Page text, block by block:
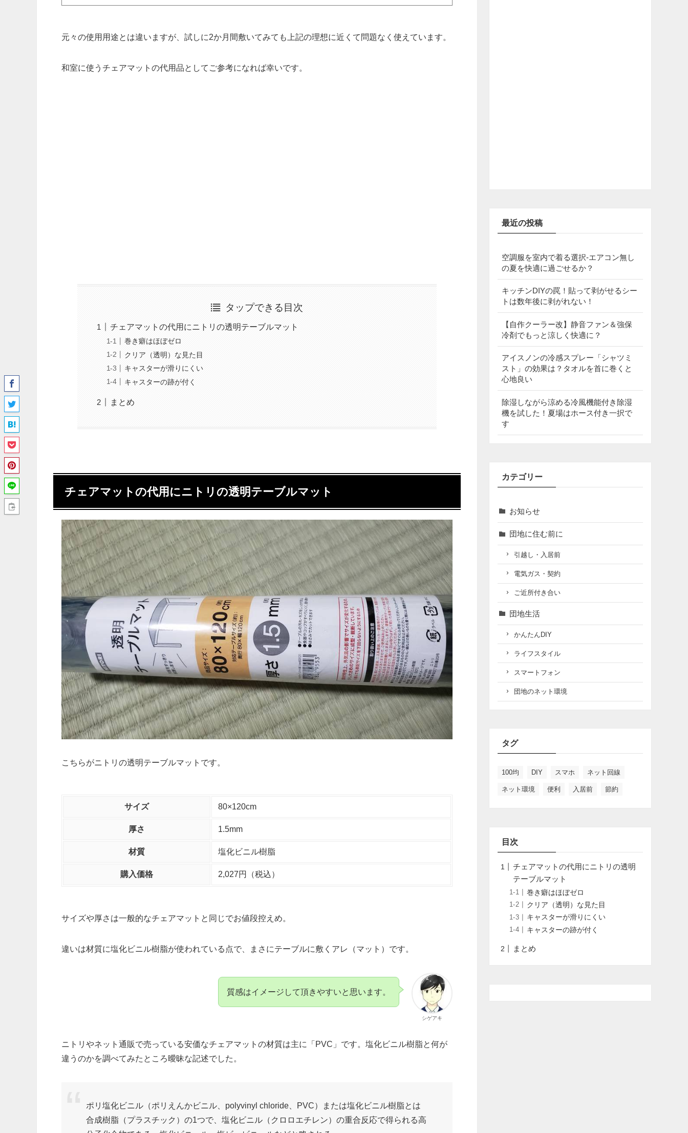
元々の使用用途とは違いますが、試しに2か月間敷いてみても上記の理想に近くて問題なく使えています。
和室に使うチェアマットの代用品としてご参考になれば幸いです。
タップできる目次
チェアマットの代用にニトリの透明テーブルマット
巻き癖はほぼゼロ
クリア（透明）な見た目
キャスターが滑りにくい
キャスターの跡が付く
まとめ
チェアマットの代用にニトリの透明テーブルマット
こちらがニトリの透明テーブルマットです。
サイズ 80×120cm
厚さ 1.5mm
材質 塩化ビニル樹脂
購入価格 2,027円（税込）
サイズや厚さは一般的なチェアマットと同じでお値段控えめ。
違いは材質に塩化ビニル樹脂が使われている点で、まさにテーブルに敷くアレ（マット）です。
シゲアキ
質感はイメージして頂きやすいと思います。
ニトリやネット通販で売っている安価なチェアマットの材質は主に「PVC」です。塩化ビニル樹脂と何が
違うのかを調べてみたところ曖昧な記述でした。
ポリ塩化ビニル（ポリえんかビニル、polyvinyl chloride、PVC）または塩化ビニル樹脂とは
合成樹脂（プラスチック）の1つで、塩化ビニル（クロロエチレン）の重合反応で得られる高
最近の投稿
空調服を室内で着る選択‐エアコン無し
の夏を快適に過ごせるか？
キッチンDIYの罠！貼って剥がせるシー
トは数年後に剥がれない！
【自作クーラー改】静音ファン＆強保
冷剤でもっと涼しく快適に？
アイスノンの冷感スプレー「シャツミ
スト」の効果は？タオルを首に巻くと
心地良い
除湿しながら涼める冷風機能付き除湿
機を試した！夏場はホース付き一択で
す
カテゴリー
お知らせ
団地に住む前に
引越し・入居前
電気ガス・契約
ご近所付き合い
団地生活
かんたんDIY
ライフスタイル
スマートフォン
団地のネット環境
タグ
100均 DIY スマホ ネット回線
ネット環境 便利 入居前 節約
目次
チェアマットの代用にニトリの透明
テーブルマット
巻き癖はほぼゼロ
クリア（透明）な見た目
キャスターが滑りにくい
キャスターの跡が付く
まとめ